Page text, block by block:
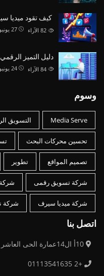
كيف تقود ميديا
27 يونيو 26 الآراء
دليل التميز
24 يونيو 26 الآراء
وسوم
Media Serve التسويق
تحسين محركات البحث
تصميم المواقع تطوير
شركة تسويق رقمى
شركة ميديا سيرف شركة
اتصل بنا
+2 01113541635